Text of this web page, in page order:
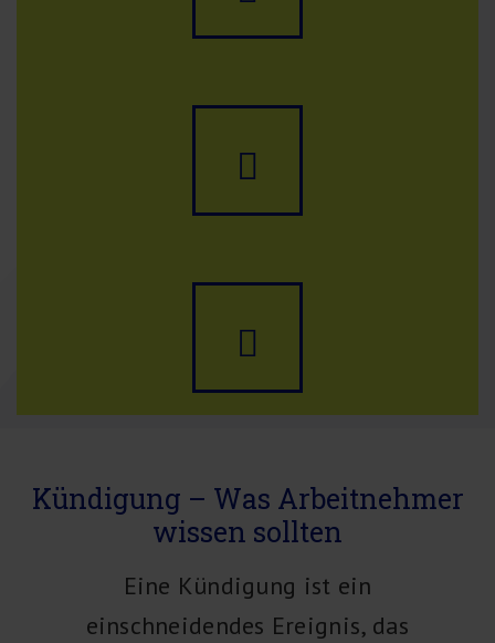
buchen
Kündigung – Was Arbeitnehmer
wissen sollten
Eine Kündigung ist ein
einschneidendes Ereignis, das